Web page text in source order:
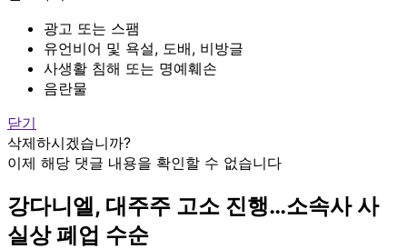
광고 또는 스팸
유언비어 및 욕설, 도배, 비방글
사생활 침해 또는 명예훼손
음란물
닫기
삭제하시겠습니까?
이제 해당 댓글 내용을 확인할 수 없습니다
강다니엘, 대주주 고소 진행…소속사 사
실상 폐업 수순